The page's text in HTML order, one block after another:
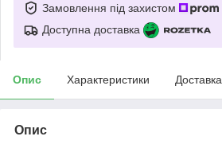
Замовлення під захистом
Доступна доставка
Опис Характеристики Доставка
Опис